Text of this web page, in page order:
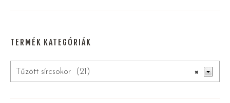
TERMÉK KATEGÓRIÁK
×
Tűzött sírcsokor (21)